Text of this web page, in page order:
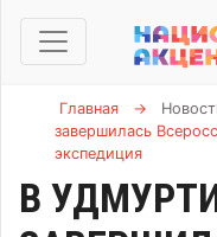
Главная →
завершилась
экспедиция
В